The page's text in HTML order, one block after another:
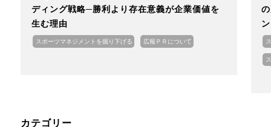
ディング戦略─勝利より存在意義が企業価値を
生む理由
スポーツマネジメントを掘り下げる 広報ＰＲについて
カテゴリー